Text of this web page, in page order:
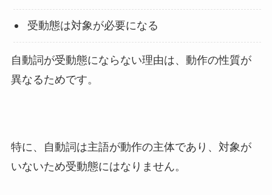
受動態は対象が必要になる
自動詞が受動態にならない理由は、動作の性質が
異なるためです。
特に、自動詞は主語が動作の主体であり、対象が
いないため受動態にはなりません。